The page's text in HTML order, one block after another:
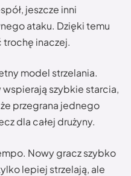
jeszcze inni
ataku. Dzięki temu
trochę inaczej.
model strzelania.
szybkie starcia,
przegrana jednego
dla całej drużyny.
Nowy gracz szybko
lepiej strzelają, ale